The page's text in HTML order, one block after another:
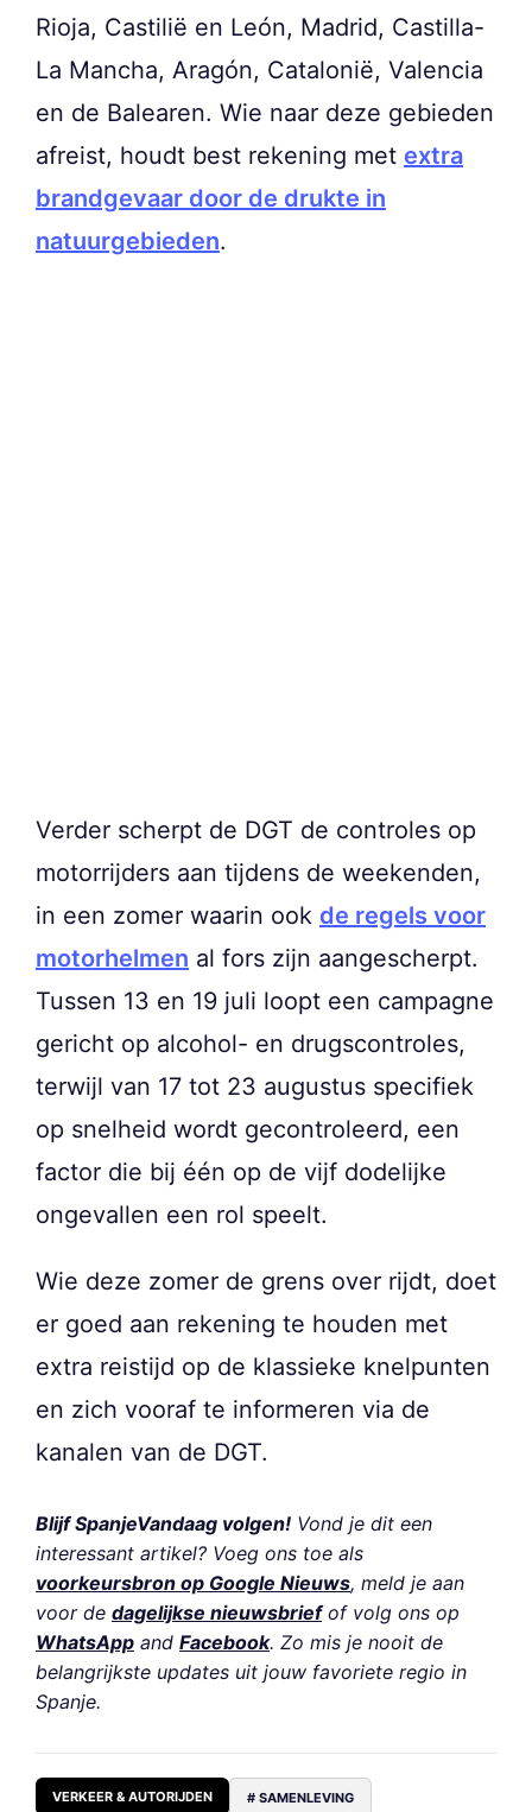
Rioja, Castilië en León, Madrid, Castilla-
La Mancha, Aragón, Catalonië, Valencia
en de Balearen. Wie naar deze gebieden
afreist, houdt best rekening met extra
brandgevaar door de drukte in
natuurgebieden.
Verder scherpt de DGT de controles op
motorrijders aan tijdens de weekenden,
in een zomer waarin ook de regels voor
motorhelmen al fors zijn aangescherpt.
Tussen 13 en 19 juli loopt een campagne
gericht op alcohol- en drugscontroles,
terwijl van 17 tot 23 augustus specifiek
op snelheid wordt gecontroleerd, een
factor die bij één op de vijf dodelijke
ongevallen een rol speelt.
Wie deze zomer de grens over rijdt, doet
er goed aan rekening te houden met
extra reistijd op de klassieke knelpunten
en zich vooraf te informeren via de
kanalen van de DGT.
Blijf SpanjeVandaag volgen! Vond je dit een
interessant artikel? Voeg ons toe als
voorkeursbron op Google Nieuws, meld je aan
voor de dagelijkse nieuwsbriefof volg ons op
WhatsApp and Facebook. Zo mis je nooit de
belangrijkste updates uit jouw favoriete regio in
Spanje.
VERKEER & AUTORIJDEN # SAMENLEVING